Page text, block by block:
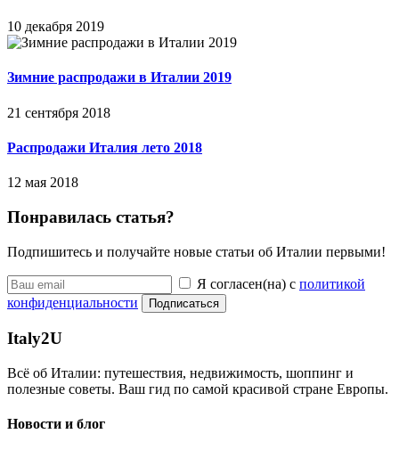
10 декабря 2019
Зимние распродажи в Италии 2019
21 сентября 2018
Распродажи Италия лето 2018
12 мая 2018
Понравилась статья?
Подпишитесь и получайте новые статьи об Италии первыми!
Я согласен(на) с политикой
конфиденциальности
Подписаться
Italy2U
Всё об Италии: путешествия, недвижимость, шоппинг и
полезные советы. Ваш гид по самой красивой стране Европы.
Новости и блог